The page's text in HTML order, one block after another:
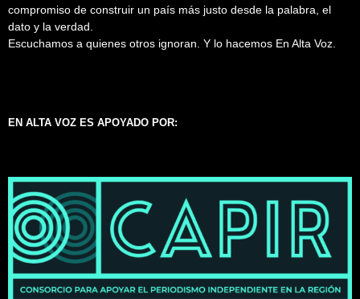
compromiso de construir un país más justo desde la palabra, el
dato y la verdad.
Escuchamos a quienes otros ignoran. Y lo hacemos En Alta Voz.
EN ALTA VOZ ES APOYADO POR: